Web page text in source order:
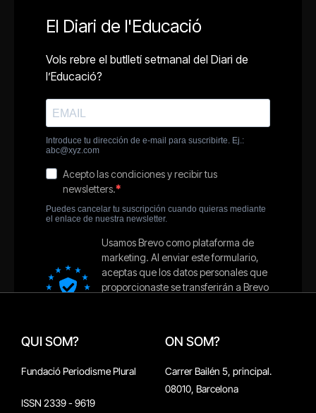
QUI SOM?
Fundació Periodisme Plural
ISSN 2339 - 9619
ON SOM?
Carrer Bailén 5, principal.
08010, Barcelona